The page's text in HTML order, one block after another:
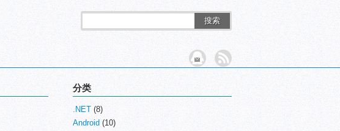
搜索
分类
.NET (8)
Android (10)